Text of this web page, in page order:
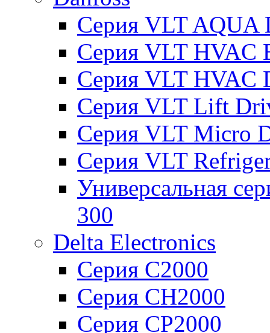
Серия VLT AQUA
Серия VLT HVAC
Серия VLT HVAC
Серия VLT Lift
Серия VLT Micro
Серия VLT
Универсальная
300
Delta Electronics
Серия C2000
Серия CH2000
Серия CP2000